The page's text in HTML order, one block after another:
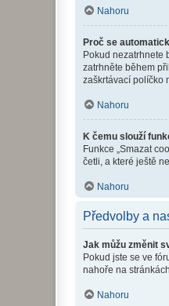
Nahoru
Proč se
Pokud nezatrhnete
zatrhněte během
zaškrtávací políčko
Nahoru
K čemu slouží
Funkce „Smazat
četli, a které ještě
Nahoru
Předvolby a
Jak můžu změnit
Pokud jste se ve
nahoře na
Nahoru